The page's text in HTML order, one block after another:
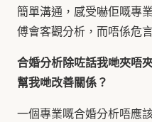
簡單溝通，感受嚇佢嘅專
傅會客觀分析，而唔係危
合婚分析除咗話我哋夾唔
幫我哋改善關係？
一個專業嘅合婚分析唔應